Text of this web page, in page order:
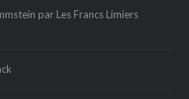
par Les Francs Limiers